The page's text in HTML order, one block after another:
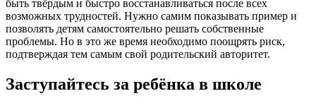
быть твёрдым и быстро восстанавливаться после всех
возможных трудностей. Нужно самим показывать пример и
позволять детям самостоятельно решать собственные
проблемы. Но в это же время необходимо поощрять риск,
подтверждая тем самым свой родительский авторитет.
Заступайтесь за ребёнка в школе